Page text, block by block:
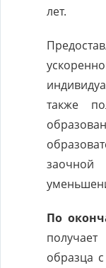
лет.
также
По
образца